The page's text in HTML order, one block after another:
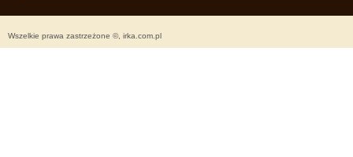
Wszelkie prawa zastrzeżone ©, irka.com.pl